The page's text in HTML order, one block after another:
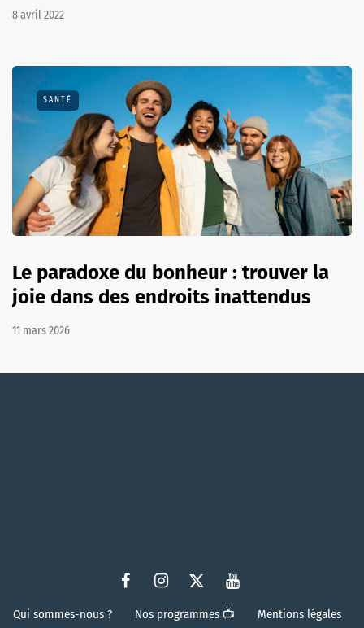
8 avril 2022
SANTÉ
Le paradoxe du bonheur : trouver la
joie dans des endroits inattendus
11 mars 2026
Qui sommes-nous ? Nos programmes 📺
Mentions légales